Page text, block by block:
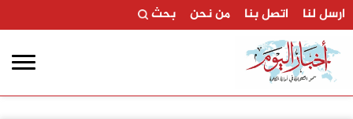
ارسل لنا اتصل بنا من نحن بحث